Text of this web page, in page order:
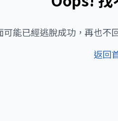
可能已經逃脫成功，再也不
返回